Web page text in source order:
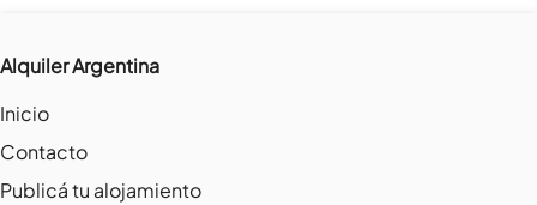
Alquiler Argentina
Inicio
Contacto
Publicá tu alojamiento